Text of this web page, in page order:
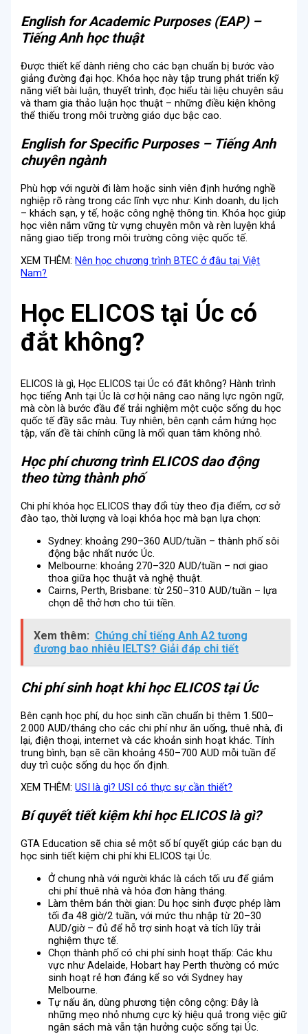
English for Academic Purposes (EAP) –
Tiếng Anh học thuật
Được thiết kế dành riêng cho các bạn chuẩn bị bước vào
giảng đường đại học. Khóa học này tập trung phát triển kỹ
năng viết bài luận, thuyết trình, đọc hiểu tài liệu chuyên sâu
và tham gia thảo luận học thuật – những điều kiện không
thể thiếu trong môi trường giáo dục bậc cao.
English for Specific Purposes – Tiếng Anh
chuyên ngành
Phù hợp với người đi làm hoặc sinh viên định hướng nghề
nghiệp rõ ràng trong các lĩnh vực như: Kinh doanh, du lịch
– khách sạn, y tế, hoặc công nghệ thông tin. Khóa học giúp
học viên nắm vững từ vựng chuyên môn và rèn luyện khả
năng giao tiếp trong môi trường công việc quốc tế.
XEM THÊM:Nên học chương trình BTEC ở đâu tại Việt
Nam?
Học ELICOS tại Úc có
đắt không?
ELICOS là gì, Học ELICOS tại Úc có đắt không? Hành trình
học tiếng Anh tại Úc là cơ hội nâng cao năng lực ngôn ngữ,
mà còn là bước đầu để trải nghiệm một cuộc sống du học
quốc tế đầy sắc màu. Tuy nhiên, bên cạnh cảm hứng học
tập, vấn đề tài chính cũng là mối quan tâm không nhỏ.
Học phí chương trình ELICOS dao động
theo từng thành phố
Chi phí khóa học ELICOS thay đổi tùy theo địa điểm, cơ sở
đào tạo, thời lượng và loại khóa học mà bạn lựa chọn:
Sydney: khoảng 290–360 AUD/tuần – thành phố sôi
động bậc nhất nước Úc.
Melbourne: khoảng 270–320 AUD/tuần – nơi giao
thoa giữa học thuật và nghệ thuật.
Cairns, Perth, Brisbane: từ 250–310 AUD/tuần – lựa
chọn dễ thở hơn cho túi tiền.
Xem thêm: Chứng chỉ tiếng Anh A2 tương
đương bao nhiêu IELTS? Giải đáp chi tiết
Chi phí sinh hoạt khi học ELICOS tại Úc
Bên cạnh học phí, du học sinh cần chuẩn bị thêm 1.500–
2.000 AUD/tháng cho các chi phí như ăn uống, thuê nhà, đi
lại, điện thoại, internet và các khoản sinh hoạt khác. Tính
trung bình, bạn sẽ cần khoảng 450–700 AUD mỗi tuần để
duy trì cuộc sống du học ổn định.
XEM THÊM:USI là gì? USI có thực sự cần thiết?
Bí quyết tiết kiệm khi học ELICOS là gì?
GTA Education sẽ chia sẻ một số bí quyết giúp các bạn du
học sinh tiết kiệm chi phí khi ELICOS tại Úc.
Ở chung nhà với người khác là cách tối ưu để giảm
chi phí thuê nhà và hóa đơn hàng tháng.
Làm thêm bán thời gian: Du học sinh được phép làm
tối đa 48 giờ/2 tuần, với mức thu nhập từ 20–30
AUD/giờ – đủ để hỗ trợ sinh hoạt và tích lũy trải
nghiệm thực tế.
Chọn thành phố có chi phí sinh hoạt thấp: Các khu
vực như Adelaide, Hobart hay Perth thường có mức
sinh hoạt rẻ hơn đáng kể so với Sydney hay
Melbourne.
Tự nấu ăn, dùng phương tiện công cộng: Đây là
những mẹo nhỏ nhưng cực kỳ hiệu quả trong việc giữ
ngân sách mà vẫn tận hưởng cuộc sống tại Úc.